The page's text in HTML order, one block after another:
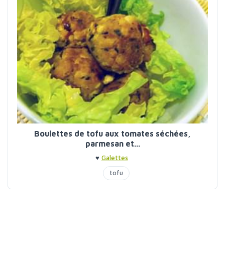
Boulettes de tofu aux tomates séchées,
parmesan et...
♥ Galettes
tofu